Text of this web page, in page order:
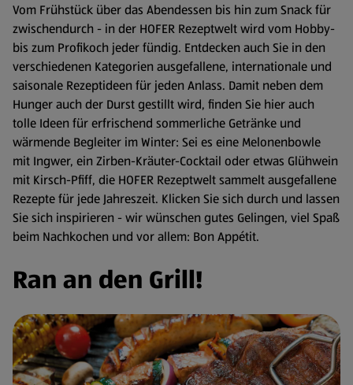
Vom Frühstück über das Abendessen bis hin zum Snack für
zwischendurch - in der HOFER Rezeptwelt wird vom Hobby-
bis zum Profikoch jeder fündig. Entdecken auch Sie in den
verschiedenen Kategorien ausgefallene, internationale und
saisonale Rezeptideen für jeden Anlass. Damit neben dem
Hunger auch der Durst gestillt wird, finden Sie hier auch
tolle Ideen für erfrischend sommerliche Getränke und
wärmende Begleiter im Winter: Sei es eine Melonenbowle
mit Ingwer, ein Zirben-Kräuter-Cocktail oder etwas Glühwein
mit Kirsch-Pfiff, die HOFER Rezeptwelt sammelt ausgefallene
Rezepte für jede Jahreszeit. Klicken Sie sich durch und lassen
Sie sich inspirieren - wir wünschen gutes Gelingen, viel Spaß
beim Nachkochen und vor allem: Bon Appétit.
Ran an den Grill!